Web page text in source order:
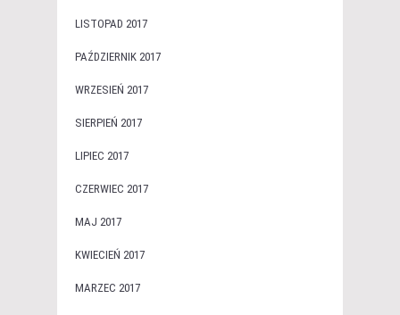
LISTOPAD 2017
PAŹDZIERNIK 2017
WRZESIEŃ 2017
SIERPIEŃ 2017
LIPIEC 2017
CZERWIEC 2017
MAJ 2017
KWIECIEŃ 2017
MARZEC 2017